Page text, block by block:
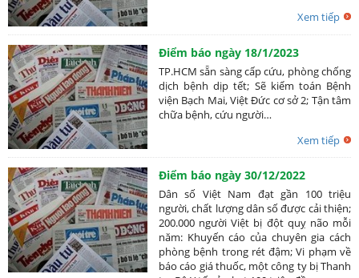
Xem tiếp
Điểm báo ngày 18/1/2023
TP.HCM sẵn sàng cấp cứu, phòng chống
dịch bệnh dịp tết; Sẽ kiểm toán Bệnh
viện Bạch Mai, Việt Đức cơ sở 2; Tận tâm
chữa bệnh, cứu người…
Xem tiếp
Điểm báo ngày 30/12/2022
Dân số Việt Nam đạt gần 100 triệu
người, chất lượng dân số được cải thiện;
200.000 người Việt bị đột quỵ não mỗi
năm: Khuyến cáo của chuyên gia cách
phòng bệnh trong rét đậm; Vi phạm về
báo cáo giá thuốc, một công ty bị Thanh